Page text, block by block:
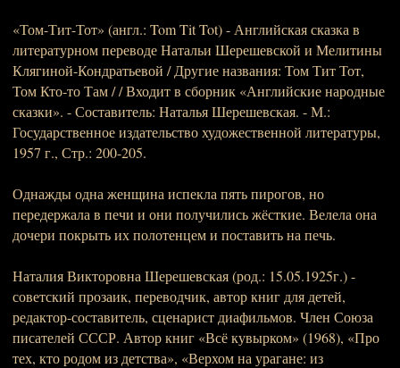
«Том-Тит-Тот» (англ.: Tom Tit Tot) - Английская сказка в
литературном переводе Натальи Шерешевской и Мелитины
Клягиной-Кондратьевой / Другие названия: Том Тит Тот,
Том Кто‑то Там / / Входит в сборник «Английские народные
сказки». - Составитель: Наталья Шерешевская. - М.:
Государственное издательство художественной литературы,
1957 г., Стр.: 200-205.
Однажды одна женщина испекла пять пирогов, но
передержала в печи и они получились жёсткие. Велела она
дочери покрыть их полотенцем и поставить на печь.
Наталия Викторовна Шерешевская (род.: 15.05.1925г.) -
советский прозаик, переводчик, автор книг для детей,
редактор-составитель, сценарист диафильмов. Член Союза
писателей СССР. Автор книг «Всё кувырком» (1968), «Про
тех, кто родом из детства», «Верхом на урагане: из